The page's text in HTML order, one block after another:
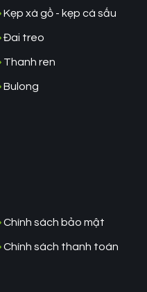
Kẹp xà gồ - kẹp cá sấu
Đai treo
Thanh ren
Bulong
Chính sách bảo mật
Chính sách thanh toán